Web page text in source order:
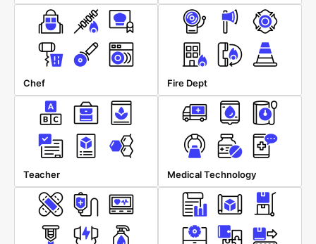
Chef Fire Dept
Teacher Medical Technology